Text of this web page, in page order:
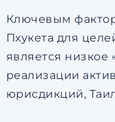
Ключевым
Пхукета для
является низкое
реализации
юрисдикций,